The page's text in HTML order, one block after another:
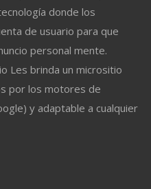
donde los
de usuario para que
personal mente.
Les brinda un micrositio
por los motores de
y adaptable a cualquier